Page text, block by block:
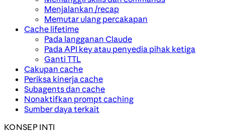
Menjalankan /recap
Memutar ulang percakapan
Cache lifetime
Pada langganan Claude
Pada API key atau penyedia pihak ketiga
Ganti TTL
Cakupan cache
Periksa kinerja cache
Subagents dan cache
Nonaktifkan prompt caching
Sumber daya terkait
KONSEP INTI